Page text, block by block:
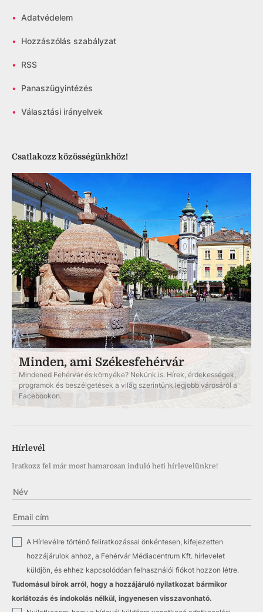
• Adatvédelem
• Hozzászólás szabályzat
• RSS
• Panaszügyintézés
• Választási irányelvek
Csatlakozz közösségünkhöz!
Minden, ami Székesfehérvár
Mindened Fehérvár és környéke? Nekünk is. Hírek, érdekességek,
programok és beszélgetések a világ szerintünk legjobb városáról a
Facebookon.
Hírlevél
Iratkozz fel már most hamarosan induló heti hírlevelünkre!
A Hírlevélre történő feliratkozással önkéntesen, kifejezetten
hozzájárulok ahhoz, a Fehérvár Médiacentrum Kft. hírlevelet
küldjön, és ehhez kapcsolódóan felhasználói fiókot hozzon létre.
Tudomásul bírok arról, hogy a hozzájáruló nyilatkozat bármikor
korlátozás és indokolás nélkül, ingyenesen visszavonható.